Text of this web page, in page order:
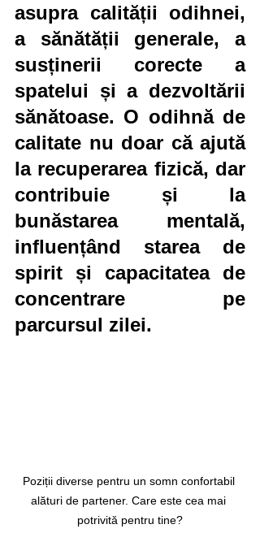
asupra calității odihnei,
a sănătății generale, a
susținerii corecte a
spatelui și a dezvoltării
sănătoase. O odihnă de
calitate nu doar că ajută
la recuperarea fizică, dar
contribuie și la
bunăstarea mentală,
influențând starea de
spirit și capacitatea de
concentrare pe
parcursul zilei.
Poziții diverse pentru un somn confortabil
alături de partener. Care este cea mai
potrivită pentru tine?